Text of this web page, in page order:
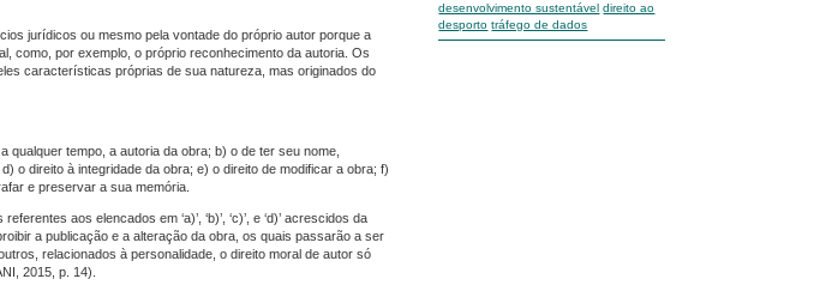
desenvolvimento sustentável direito ao
desporto tráfego de dados
jurídicos ou mesmo pela vontade do próprio autor porque a
como, por exemplo, o próprio reconhecimento da autoria. Os
características próprias de sua natureza, mas originados do
qualquer tempo, a autoria da obra; b) o de ter seu nome,
o direito à integridade da obra; e) o direito de modificar a obra; f)
e preservar a sua memória.
aos elencados em ‘a)’, ‘b)’, ‘c)’, e ‘d)’ acrescidos da
a publicação e a alteração da obra, os quais passarão a ser
relacionados à personalidade, o direito moral de autor só
2015, p. 14).